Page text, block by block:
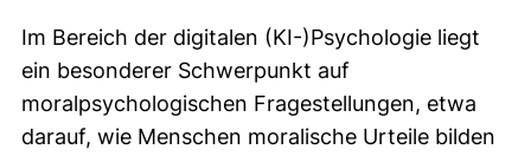
Im Bereich der digitalen (KI-)Psychologie liegt
ein besonderer Schwerpunkt auf
moralpsychologischen Fragestellungen, etwa
darauf, wie Menschen moralische Urteile bilden